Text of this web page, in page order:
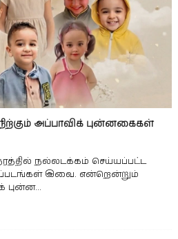
அப்பாவிக் புன்னகைகள்
நல்லடக்கம் செய்யப்பட்ட
இவை. என்றென்றும்
புன்ன...